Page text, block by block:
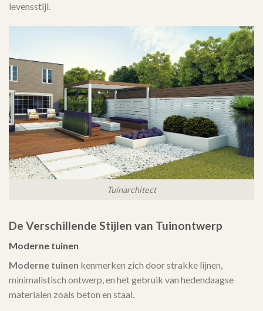
levensstijl.
Tuinarchitect
De Verschillende Stijlen van Tuinontwerp
Moderne tuinen
Moderne tuinen kenmerken zich door strakke lijnen,
minimalistisch ontwerp, en het gebruik van hedendaagse
materialen zoals beton en staal.